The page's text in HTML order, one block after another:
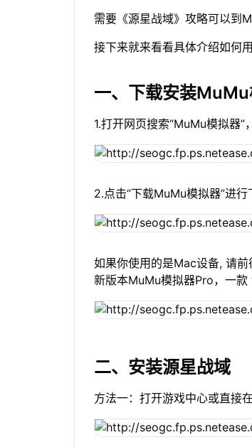
需要《源星战域》攻略可以到
接下来就来看看具体介绍如何
一、下载安装
1.打开网页搜索“MuMu模拟器”
2.点击“下载MuMu模拟器”进行
如果你使用的是Mac设备, 请
新版本MuMu模拟器Pro，一款
二、安装源星战域
方法一：打开游戏中心或直接